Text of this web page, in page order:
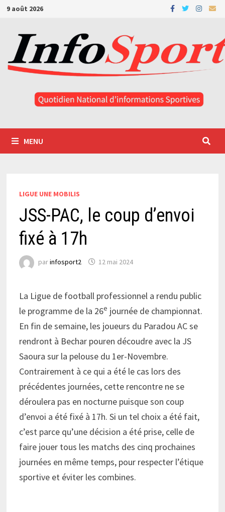
Passer
contenu
9 août 2026
MENU
LIGUE UNE MOBILIS
JSS-PAC, le coup d’envoi
fixé à 17h
parinfosport2 12 mai 2024
La Ligue de football professionnel a rendu public
le programme de la 26e journée de championnat.
En fin de semaine, les joueurs du Paradou AC se
rendront à Bechar pouren découdre avec la JS
Saoura sur la pelouse du 1er-Novembre.
Contrairement à ce qui a été le cas lors des
précédentes journées, cette rencontre ne se
déroulera pas en nocturne puisque son coup
d’envoi a été fixé à 17h. Si un tel choix a été fait,
c’est parce qu’une décision a été prise, celle de
faire jouer tous les matchs des cinq prochaines
journées en même temps, pour respecter l’étique
sportive et éviter les combines.